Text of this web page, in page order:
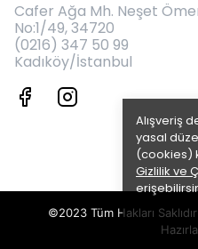
Alışveriş
yasal
(cookies)
Gizlilik ve
Cafer Ağa Mh. Neşet
No:1/49, 34720
(0216) 347 50 99
Kadıköy/İstanbul
©2023 Tüm Hakları